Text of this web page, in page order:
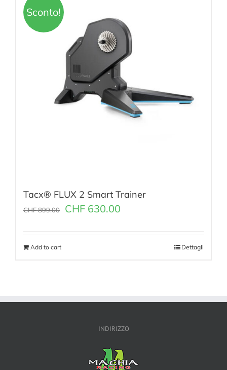
Sconto!
Tacx® FLUX 2 Smart Trainer
CHF899.00 CHF 630.00
Add to cart Dettagli
INDIRIZZO